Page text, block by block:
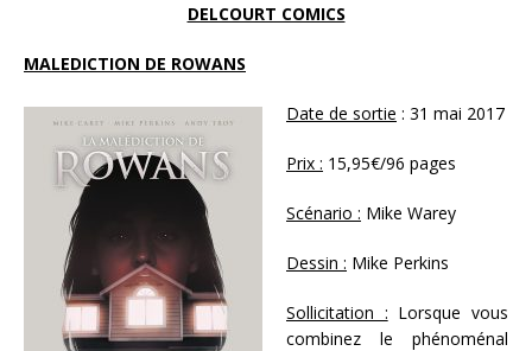
DELCOURT COMICS
MALEDICTION DE ROWANS
Date de sortie : 31 mai 2017
Prix : 15,95€/96 pages
Scénario : Mike Warey
Dessin : Mike Perkins
Sollicitation : Lorsque vous
combinez le phénoménal